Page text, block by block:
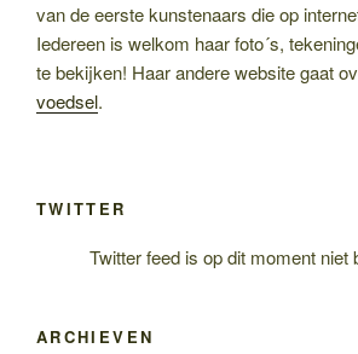
van de eerste kunstenaars die op
Iedereen is welkom haar foto´s,
te bekijken! Haar andere website gaat
voedsel.
TWITTER
Twitter feed is op dit moment niet
ARCHIEVEN